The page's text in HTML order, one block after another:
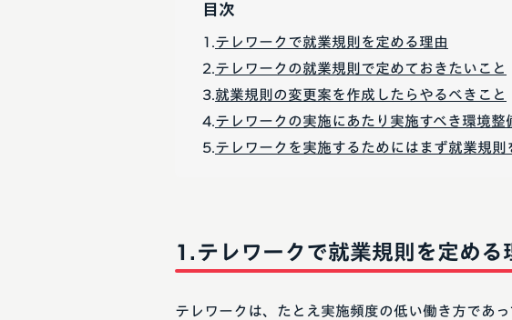
目次
テレワークで就業規則を定める理由
テレワークの就業規則で定めておきたいこと
就業規則の変更案を作成したらやるべきこと
テレワークの実施にあたり実施すべき環境整
テレワークを実施するためにはまず就業規則
テレワークで就業規則を定める
テレワークは、たとえ実施頻度の低い働き方であ